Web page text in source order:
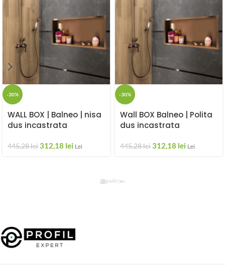
-30%
WALL BOX | Balneo | nisa
dus incastrata
445,28lei312,18 lei Lei
-30%
Wall BOX Balneo | Polita
dus incastrata
445,28lei312,18 lei Lei